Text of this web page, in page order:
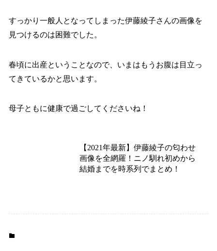
すっかり一般人となってしまった伊藤綾子さんの画像を
見つけるのは困難でした。
春頃に出産ということなので、いまはもうお腹は目立っ
てきているかと思います。
母子ともに健康で過ごしてくださいね！
【2021年最新】伊藤綾子の匂わせ
画像を全網羅！ニノ馴れ初めから
結婚までを時系列でまとめ！